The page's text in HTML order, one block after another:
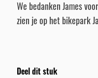
We bedanken James
zien je op het bikepark
Deel dit stuk